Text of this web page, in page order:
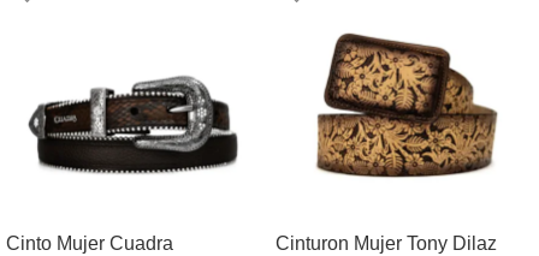
Cinto Mujer Cuadra
Cinturon Mujer Tony Dilaz